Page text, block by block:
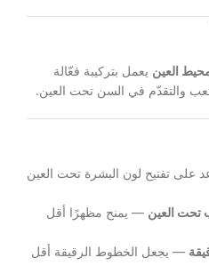
العين يعمل بتركيبة فعّالة
التعب والتقدّم في السن تحت العين.
على تفتيح لون البشرة تحت العين
تحت العين — يمنح مظهرًا أقل
— يجعل الخطوط الرقيقة أقل